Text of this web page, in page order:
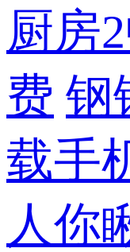
厨房
费 钢
载手
人你